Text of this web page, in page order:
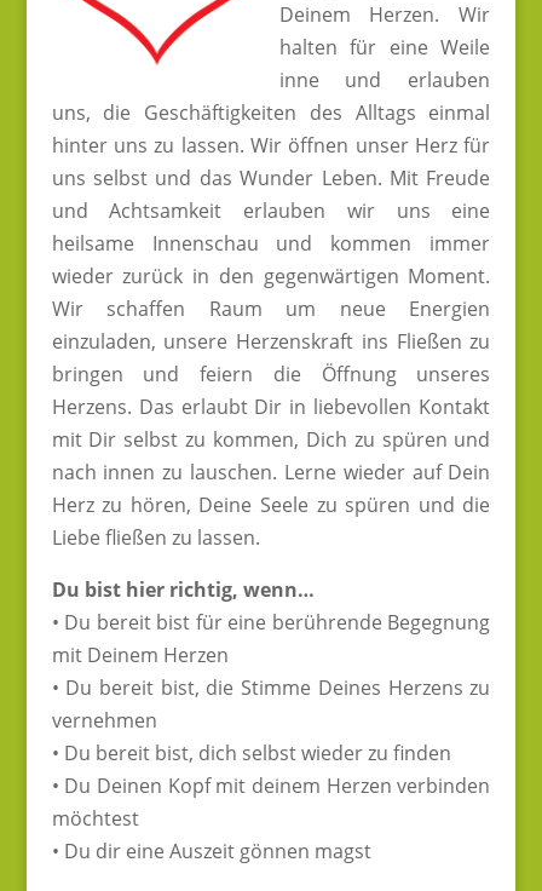
Deinem Herzen. Wir
halten für eine Weile
inne und erlauben
uns, die Geschäftigkeiten des Alltags einmal
hinter uns zu lassen. Wir öffnen unser Herz für
uns selbst und das Wunder Leben. Mit Freude
und Achtsamkeit erlauben wir uns eine
heilsame Innenschau und kommen immer
wieder zurück in den gegenwärtigen Moment.
Wir schaffen Raum um neue Energien
einzuladen, unsere Herzenskraft ins Fließen zu
bringen und feiern die Öffnung unseres
Herzens. Das erlaubt Dir in liebevollen Kontakt
mit Dir selbst zu kommen, Dich zu spüren und
nach innen zu lauschen. Lerne wieder auf Dein
Herz zu hören, Deine Seele zu spüren und die
Liebe fließen zu lassen.
Du bist hier richtig, wenn…
• Du bereit bist für eine berührende Begegnung
mit Deinem Herzen
• Du bereit bist, die Stimme Deines Herzens zu
vernehmen
• Du bereit bist, dich selbst wieder zu finden
• Du Deinen Kopf mit deinem Herzen verbinden
möchtest
• Du dir eine Auszeit gönnen magst